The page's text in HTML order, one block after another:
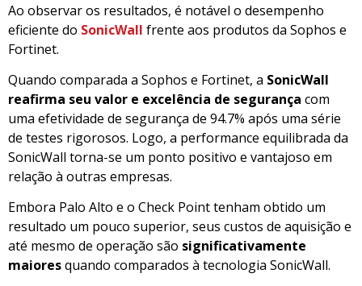
Ao observar os resultados, é notável o desempenho
eficiente do SonicWall frente aos produtos da Sophos e
Fortinet.
Quando comparada a Sophos e Fortinet, a SonicWall
reafirma seu valor e excelência de segurança com
uma efetividade de segurança de 94.7% após uma série
de testes rigorosos. Logo, a performance equilibrada da
SonicWall torna-se um ponto positivo e vantajoso em
relação à outras empresas.
Embora Palo Alto e o Check Point tenham obtido um
resultado um pouco superior, seus custos de aquisição e
até mesmo de operação são significativamente
maioresquando comparados à tecnologia SonicWall.